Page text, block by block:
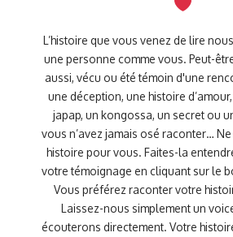
L’histoire que vous venez de lire
une personne comme vous. Peut-
aussi, vécu ou été témoin d'une
une déception, une histoire
japap, un kongossa, un secret ou
vous n’avez jamais osé raconter…
histoire pour vous. Faites-la
votre témoignage en cliquant sur le
Vous préférez raconter votre
Laissez-nous simplement un
écouterons directement. Votre